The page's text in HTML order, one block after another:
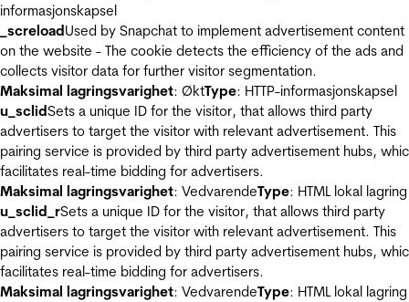
informasjonskapsel
_screloadUsed by Snapchat to implement advertisement content
on the website - The cookie detects the efficiency of the ads and
collects visitor data for further visitor segmentation.
Maksimal lagringsvarighet: ØktType: HTTP-informasjonskapsel
u_sclidSets a unique ID for the visitor, that allows third party
advertisers to target the visitor with relevant advertisement. This
pairing service is provided by third party advertisement hubs,
facilitates real-time bidding for advertisers.
Maksimal lagringsvarighet: VedvarendeType: HTML lokal lagring
u_sclid_rSets a unique ID for the visitor, that allows third party
advertisers to target the visitor with relevant advertisement. This
pairing service is provided by third party advertisement hubs,
facilitates real-time bidding for advertisers.
Maksimal lagringsvarighet: VedvarendeType: HTML lokal lagring